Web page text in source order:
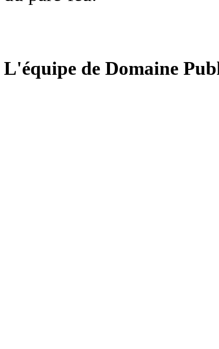
L'équipe de Domaine